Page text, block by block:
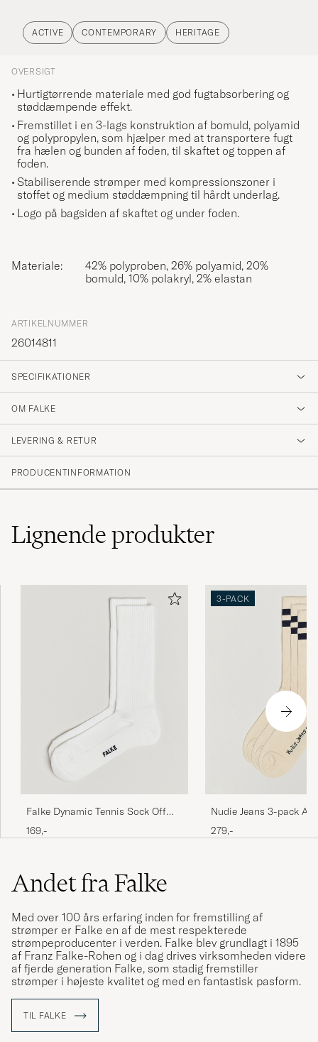
ACTIVE CONTEMPORARY HERITAGE
OVERSIGT
Hurtigtørrende materiale med god fugtabsorbering og
støddæmpende effekt.
Fremstillet i en 3-lags konstruktion af bomuld, polyamid
og polypropylen, som hjælper med at transportere fugt
fra hælen og bunden af foden, til skaftet og toppen af
foden.
Stabiliserende strømper med kompressionszoner i
stoffet og medium støddæmpning til hårdt underlag.
Logo på bagsiden af skaftet og under foden.
Materiale:
42% polyproben, 26% polyamid, 20%
bomuld, 10% polakryl, 2% elastan
ARTIKELNUMMER
26014811
SPECIFIKATIONER
OM FALKE
LEVERING & RETUR
PRODUCENTINFORMATION
Lignendeprodukter
Falke Dynamic Tennis Sock Off
White
169,-
3-PACK
Nudie Jeans 3-pack
Tennis Socks Off
279,-
Andet fra Falke
Med over 100 års erfaring inden for fremstilling af
strømper er Falke en af de mest respekterede
strømpeproducenter i verden. Falke blev grundlagt i 1895
af Franz Falke-Rohen og i dag drives virksomheden videre
af fjerde generation Falke, som stadig fremstiller
strømper i højeste kvalitet og med en fantastisk pasform.
TIL FALKE